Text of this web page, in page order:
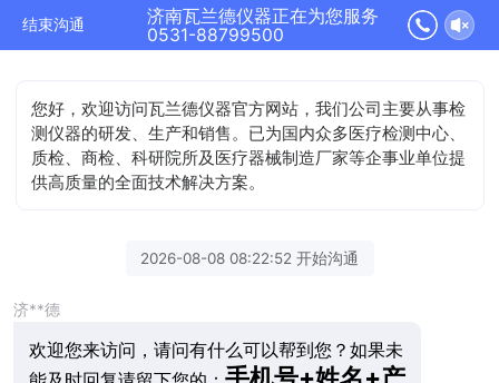
结束沟通
济南瓦兰德仪器正在为您服务
0531-88799500
您好，欢迎访问瓦兰德仪器官方网站，我们公司主要从事检
测仪器的研发、生产和销售。已为国内众多医疗检测中心、
质检、商检、科研院所及医疗器械制造厂家等企事业单位提
供高质量的全面技术解决方案。
2026-08-08 08:22:52 开始沟通
济**德
欢迎您来访问，请问有什么可以帮到您？如果未
手机号+姓名+产